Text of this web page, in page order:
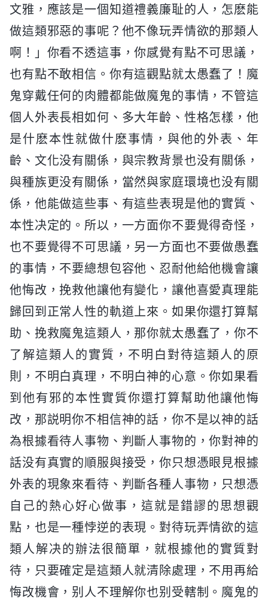
文雅，應該是一個知道禮義廉耻的人，怎麽能
做這類邪惡的事呢？他不像玩弄情欲的那類人
啊！」你看不透這事，你感覺有點不可思議，
也有點不敢相信。你有這觀點就太愚蠢了！魔
鬼穿戴任何的肉體都能做魔鬼的事情，不管這
個人外表長相如何、多大年齡、性格怎樣，他
是什麽本性就做什麽事情，與他的外表、年
齡、文化没有關係，與宗教背景也没有關係，
與種族更没有關係，當然與家庭環境也没有關
係，他能做這些事、有這些表現是他的實質、
本性决定的。所以，一方面你不要覺得奇怪，
也不要覺得不可思議，另一方面也不要做愚蠢
的事情，不要總想包容他、忍耐他給他機會讓
他悔改，挽救他讓他有變化，讓他喜愛真理能
歸回到正常人性的軌道上來。如果你還打算幫
助、挽救魔鬼這類人，那你就太愚蠢了，你不
了解這類人的實質，不明白對待這類人的原
則，不明白真理，不明白神的心意。你如果看
到他有邪的本性實質你還打算幫助他讓他悔
改，那説明你不相信神的話，你不是以神的話
為根據看待人事物、判斷人事物的，你對神的
話没有真實的順服與接受，你只想憑眼見根據
外表的現象來看待、判斷各種人事物，只想憑
自己的熱心好心做事，這就是錯謬的思想觀
點，也是一種悖逆的表現。對待玩弄情欲的這
類人解决的辦法很簡單，就根據他的實質對
待，只要確定是這類人就清除處理，不用再給
悔改機會，别人不理解你也别受轄制。魔鬼的